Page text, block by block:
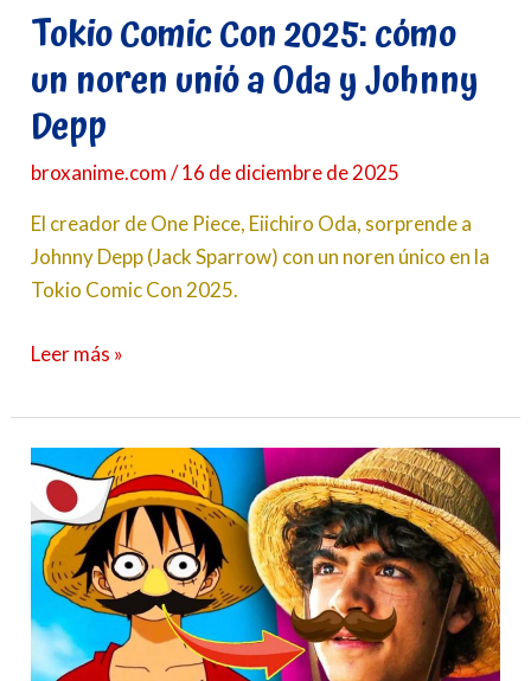
Tokio Comic Con 2025: cómo
un noren unió a Oda y Johnny
Depp
broxanime.com/16 de diciembre de 2025
El creador de One Piece, Eiichiro Oda, sorprende a
Johnny Depp (Jack Sparrow) con un noren único en la
Tokio Comic Con 2025.
y
Johnny
Depp
Leer más »
Iñaki
Godoy
“de
incógnito”
en
Japón:
Luffy